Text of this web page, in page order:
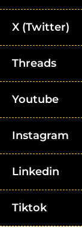
X (Twitter)
Threads
Youtube
Instagram
Linkedin
Tiktok